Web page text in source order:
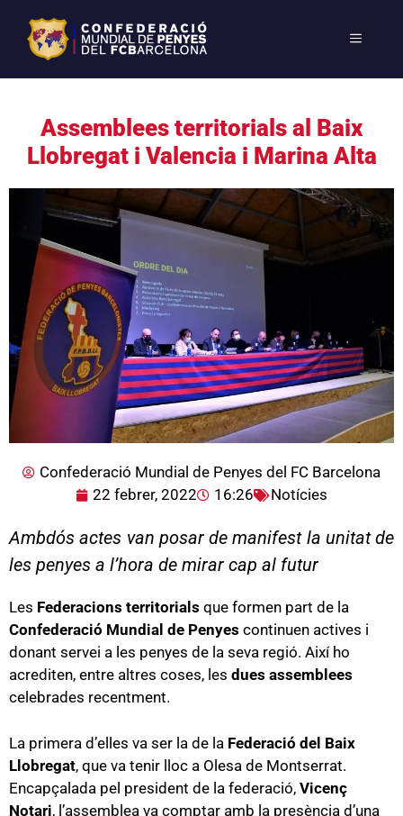
Assemblees territorials al Baix
Llobregat i Valencia i Marina Alta
Confederació Mundial de Penyes del FC Barcelona
22 febrer, 2022
16:26 Notícies
Ambdós actes van posar de manifest la unitat de
les penyes a l’hora de mirar cap al futur
Les Federacions territorials que formen part de la
Confederació Mundial de Penyes continuen actives i
donant servei a les penyes de la seva regió. Així ho
acrediten, entre altres coses, les dues assemblees
celebrades recentment.
La primera d’elles va ser la de la Federació del Baix
Llobregat, que va tenir lloc a Olesa de Montserrat.
Encapçalada pel president de la federació, Vicenç
Notari, l’assemblea va comptar amb la presència d’una